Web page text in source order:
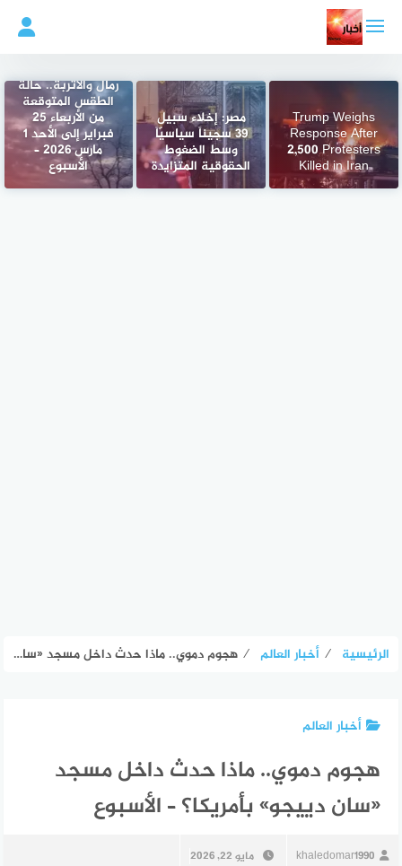
المحتوى
Trump Weighs
Response After
2,500 Protesters
Killed in Iran
مصر: إخلاء سبيل
39 سجيناً سياسيّاً
وسط الضغوط
الحقوقية المتزايدة
رمال والأتربة.. حالة
الطقس المتوقعة
من الأربعاء 25
فبراير إلى الأحد 1
مارس 2026 –
الأسبوع
الرئيسية ⁄ أخبار العالم ⁄ هجوم دموي.. ماذا حدث داخل مسجد «سان دييجو» بأمريكا؟ – الأسبوع
أخبار العالم
هجوم دموي.. ماذا حدث داخل مسجد
«سان دييجو» بأمريكا؟ – الأسبوع
khaledomar1990 مايو 22, 2026